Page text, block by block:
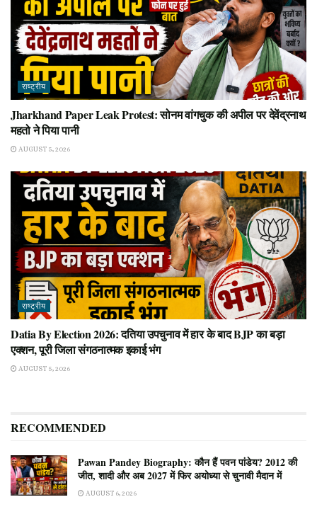
राष्ट्रीय
Jharkhand Paper Leak Protest: सोनम वांगचुक की अपील पर देवेंद्रनाथ
महतो ने पिया पानी
AUGUST 5, 2026
राष्ट्रीय
Datia By Election 2026: दतिया उपचुनाव में हार के बाद BJP का बड़ा
एक्शन, पूरी जिला संगठनात्मक इकाई भंग
AUGUST 5, 2026
RECOMMENDED
Pawan Pandey Biography: कौन हैं पवन पांडेय? 2012 की
जीत, शादी और अब 2027 में फिर अयोध्या से चुनावी मैदान में
AUGUST 6, 2026